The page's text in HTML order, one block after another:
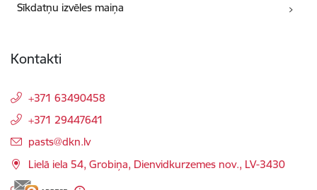
Sīkdatņu izvēles maiņa
Kontakti
+371 63490458
+371 29447641
E-pasts:
pasts@dkn.lv
Lielā iela 54, Grobiņa, Dienvidkurzemes nov., LV-3430